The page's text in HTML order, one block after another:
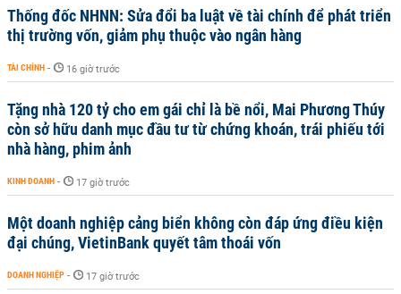
Thống đốc NHNN: Sửa đổi ba luật về tài chính để phát triển
thị trường vốn, giảm phụ thuộc vào ngân hàng
TÀI CHÍNH - 16 giờ trước
Tặng nhà 120 tỷ cho em gái chỉ là bề nổi, Mai Phương Thúy
còn sở hữu danh mục đầu tư từ chứng khoán, trái phiếu tới
nhà hàng, phim ảnh
KINH DOANH - 17 giờ trước
Một doanh nghiệp cảng biển không còn đáp ứng điều kiện
đại chúng, VietinBank quyết tâm thoái vốn
DOANH NGHIỆP - 17 giờ trước